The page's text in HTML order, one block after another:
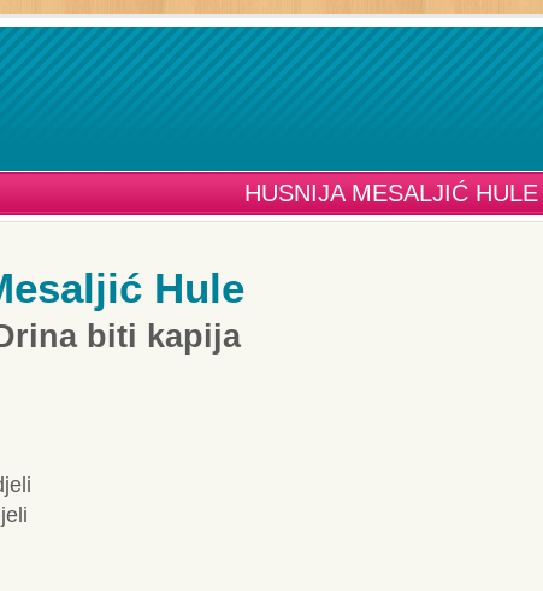
HUSNIJA MESALJIĆ
Hule
biti kapija